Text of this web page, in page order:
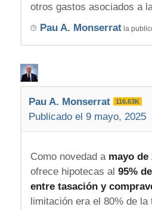
otros gastos asociados a
Pau A. Monserratla
Pau A. Monserrat 116.63K
Publicado el 9 mayo, 2025
Como novedad a mayo de
ofrece hipotecas al 95%
entre tasación y
limitación era el 80% de la